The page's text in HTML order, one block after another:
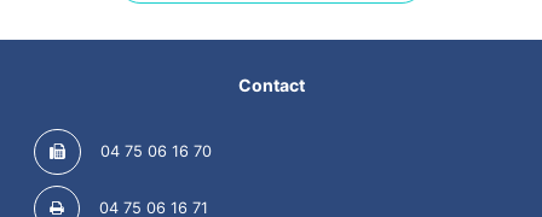
Contact
04 75 06 16 70
04 75 06 16 71